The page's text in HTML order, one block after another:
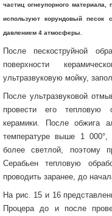
частиц огнеупорного материала,
используют корундовый
давлением 4 атмосферы.
После пескоструйной
поверхности
ультразвуковую мойку,
После ультразвуковой
провести его тепловую
керамики. После обжига
температуре выше 1 000°,
более светлой, поэтому
Серабьен тепловую
проводить заранее, до
На рис. 15 и 16
Процера до и после